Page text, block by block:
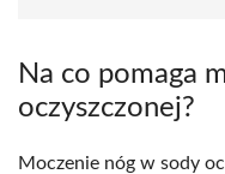
Na co pomaga
oczyszczonej?
Moczenie nóg w sody